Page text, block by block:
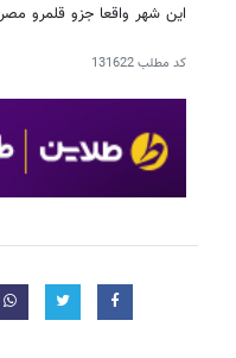
این شهر واقعا جزو قلمرو مصر
کد مطلب131622